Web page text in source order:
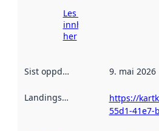
Les meir om
innhenting
her
Sist oppdatert 9. mai 2026
Landingsside
https://
55d1-41e7-